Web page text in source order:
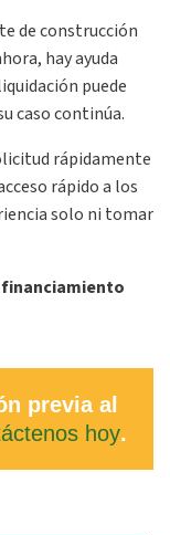
de construcción
hay ayuda
puede
caso continúa.
rápidamente
rápido a los
solo ni tomar
previa al
hoy.